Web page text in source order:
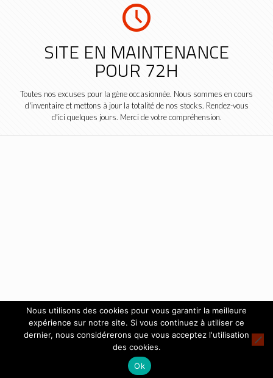
SITE EN MAINTENANCE
POUR 72H
Toutes nos excuses pour la gène occasionnée. Nous sommes en cours
d'inventaire et mettons à jour la totalité de nos stocks. Rendez-vous
d'ici quelques jours. Merci de votre compréhension.
Nous utilisons des cookies pour vous garantir la meilleure
expérience sur notre site. Si vous continuez à utiliser ce
dernier, nous considérerons que vous acceptez l'utilisation
des cookies.
Ok